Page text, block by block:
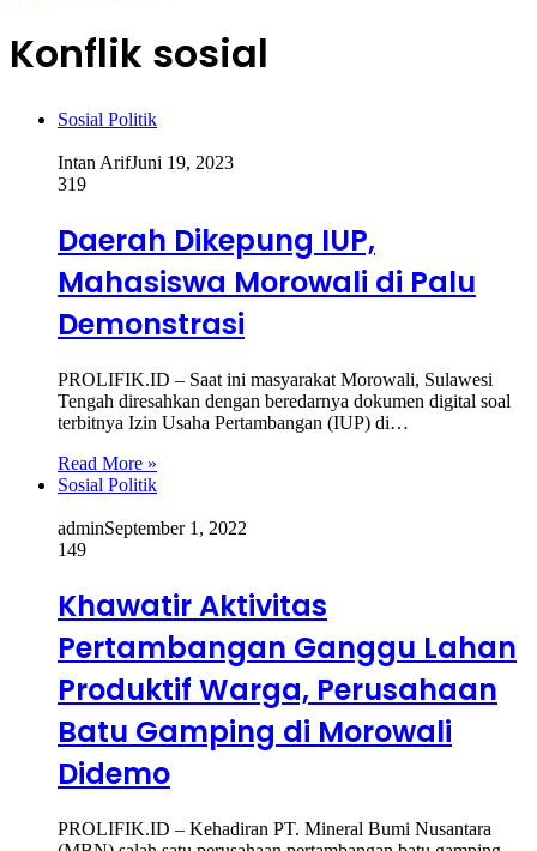
Konflik sosial
Sosial Politik
Intan ArifJuni 19, 2023
319
Daerah Dikepung IUP,
Mahasiswa Morowali di Palu
Demonstrasi
PROLIFIK.ID – Saat ini masyarakat Morowali, Sulawesi
Tengah diresahkan dengan beredarnya dokumen digital soal
terbitnya Izin Usaha Pertambangan (IUP) di…
Read More »
Sosial Politik
adminSeptember 1, 2022
149
Khawatir Aktivitas
Pertambangan Ganggu Lahan
Produktif Warga, Perusahaan
Batu Gamping di Morowali
Didemo
PROLIFIK.ID – Kehadiran PT. Mineral Bumi Nusantara